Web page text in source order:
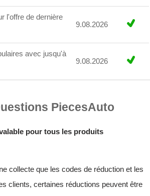
l'offre de dernière
9.08.2026
avec jusqu'à
9.08.2026
PiecesAuto
pour tous les produits
collecte que les codes de réduction et les
clients, certaines réductions peuvent être